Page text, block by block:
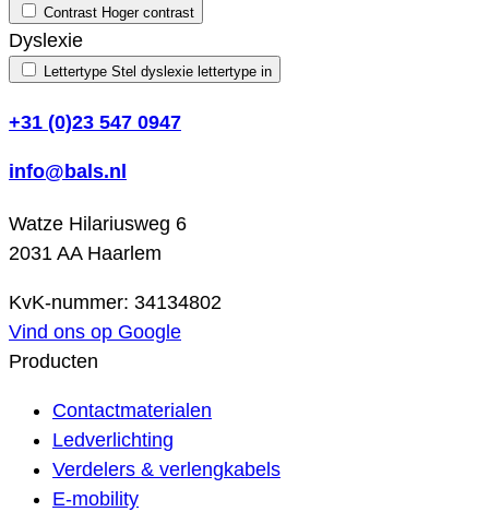
Contrast Hoger contrast
Dyslexie
Lettertype Stel dyslexie lettertype in
+31 (0)23 547 0947
info@bals.nl
Watze Hilariusweg 6
2031 AA Haarlem
KvK-nummer: 34134802
Vind ons op Google
Producten
Contactmaterialen
Ledverlichting
Verdelers & verlengkabels
E-mobility